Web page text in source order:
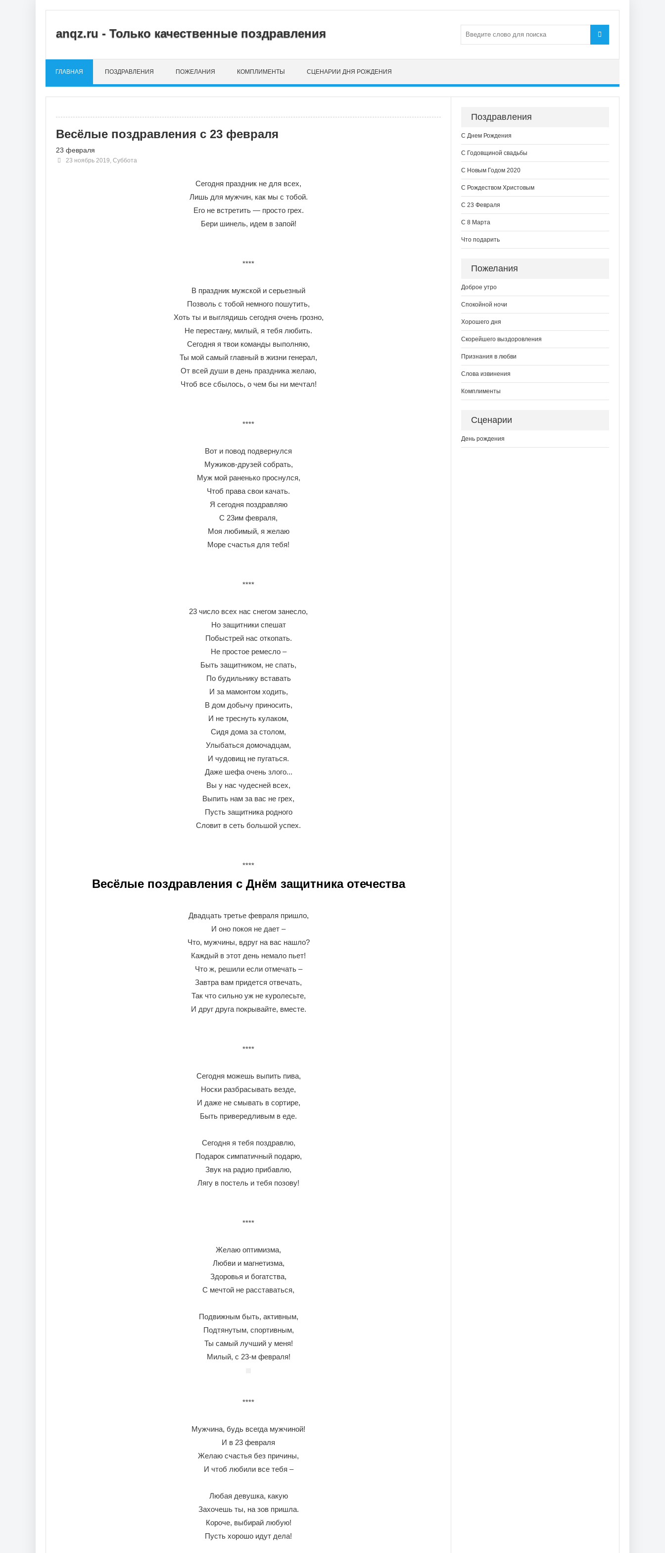
anqz.ru - Только качественные поздравления
ГЛАВНАЯ ПОЗДРАВЛЕНИЯ ПОЖЕЛАНИЯ КОМПЛИМЕНТЫ СЦЕНАРИИ ДНЯ РОЖДЕНИЯ
Весёлые поздравления с 23 февраля
23 февраля
23 ноябрь 2019, Суббота
Сегодня праздник не для всех,
Лишь для мужчин, как мы с тобой.
Его не встретить — просто грех.
Бери шинель, идем в запой!
****
В праздник мужской и серьезный
Позволь с тобой немного пошутить,
Хоть ты и выглядишь сегодня очень грозно,
Не перестану, милый, я тебя любить.
Сегодня я твои команды выполняю,
Ты мой самый главный в жизни генерал,
От всей души в день праздника желаю,
Чтоб все сбылось, о чем бы ни мечтал!
****
Вот и повод подвернулся
Мужиков-друзей собрать,
Муж мой раненько проснулся,
Чтоб права свои качать.
Я сегодня поздравляю
С 23им февраля,
Моя любимый, я желаю
Море счастья для тебя!
****
23 число всех нас снегом занесло,
Но защитники спешат
Побыстрей нас откопать.
Не простое ремесло –
Быть защитником, не спать,
По будильнику вставать
И за мамонтом ходить,
В дом добычу приносить,
И не треснуть кулаком,
Сидя дома за столом,
Улыбаться домочадцам,
И чудовищ не пугаться.
Даже шефа очень злого...
Вы у нас чудесней всех,
Выпить нам за вас не грех,
Пусть защитника родного
Словит в сеть большой успех.
****
Весёлые поздравления с Днём защитника отечества
Двадцать третье февраля пришло,
И оно покоя не дает –
Что, мужчины, вдруг на вас нашло?
Каждый в этот день немало пьет!
Что ж, решили если отмечать –
Завтра вам придется отвечать,
Так что сильно уж не куролесьте,
И друг друга покрывайте, вместе.
****
Сегодня можешь выпить пива,
Носки разбрасывать везде,
И даже не смывать в сортире,
Быть привередливым в еде.
Сегодня я тебя поздравлю,
Подарок симпатичный подарю,
Звук на радио прибавлю,
Лягу в постель и тебя позову!
****
Желаю оптимизма,
Любви и магнетизма,
Здоровья и богатства,
С мечтой не расставаться,
Подвижным быть, активным,
Подтянутым, спортивным,
Ты самый лучший у меня!
Милый, с 23-м февраля!
****
Мужчина, будь всегда мужчиной!
И в 23 февраля
Желаю счастья без причины,
И чтоб любили все тебя –
Любая девушка, какую
Захочешь ты, на зов пришла.
Короче, выбирай любую!
Пусть хорошо идут дела!
Поздравления
С Днем Рождения
С Годовщиной свадьбы
С Новым Годом 2020
С Рождеством Христовым
С 23 Февраля
С 8 Марта
Что подарить
Пожелания
Доброе утро
Спокойной ночи
Хорошего дня
Скорейшего выздоровления
Признания в любви
Слова извинения
Комплименты
Сценарии
День рождения